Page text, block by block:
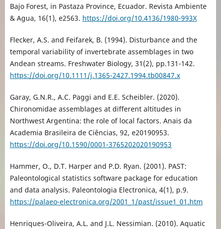
Bajo Forest, in Pastaza Province, Ecuador. Revista Ambiente
& Agua, 16(1), e2563. https://doi.org/10.4136/1980-993X
Flecker, A.S. and Feifarek, B. (1994). Disturbance and the
temporal variability of invertebrate assemblages in two
Andean streams. Freshwater Biology, 31(2), pp.131-142.
https://doi.org/10.1111/j.1365-2427.1994.tb00847.x
Garay, G.N.R., A.C. Paggi and E.E. Scheibler. (2020).
Chironomidae assemblages at different altitudes in
Northwest Argentina: the role of local factors. Anais da
Academia Brasileira de Ciências, 92, e20190953.
https://doi.org/10.1590/0001-3765202020190953
Hammer, O., D.T. Harper and P.D. Ryan. (2001). PAST:
Paleontological statistics software package for education
and data analysis. Paleontologia Electronica, 4(1), p.9.
https://palaeo-electronica.org/2001_1/past/issue1_01.htm
Henriques-Oliveira, A.L. and J.L. Nessimian. (2010). Aquatic